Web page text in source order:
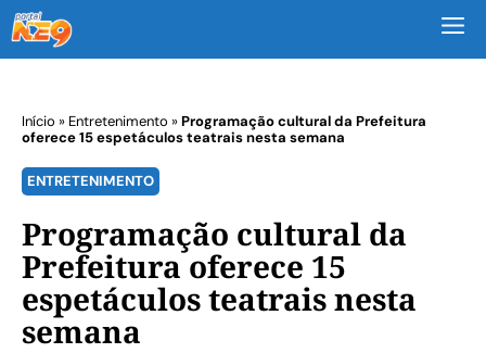
Início » Entretenimento »Programação cultural da Prefeitura
oferece 15 espetáculos teatrais nesta semana
ENTRETENIMENTO
Programação cultural da
Prefeitura oferece 15
espetáculos teatrais nesta
semana